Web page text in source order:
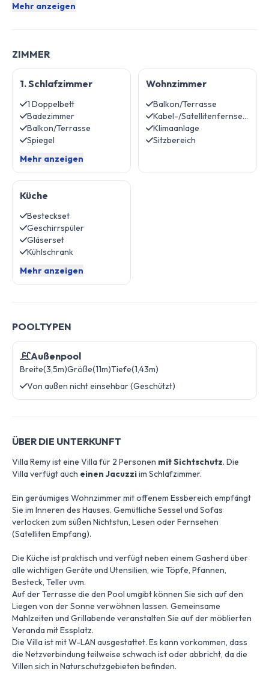
Mehr anzeigen
ZIMMER
1. Schlafzimmer
1 Doppelbett
Badezimmer
Balkon/Terrasse
Spiegel
Mehr anzeigen
Wohnzimmer
Balkon/Terrasse
Kabel-/Satellitenfernsehen
Klimaanlage
Sitzbereich
Küche
Besteckset
Geschirrspüler
Gläserset
Kühlschrank
Mehr anzeigen
POOLTYPEN
Außenpool
Breite(3,5m)Größe(11m)Tiefe(1,43m)
Von außen nicht einsehbar (Geschützt)
ÜBER DIE UNTERKUNFT
Villa Remy ist eine Villa für 2 Personen mit Sichtschutz. Die
Villa verfügt auch einen Jacuzziim Schlafzimmer.
Ein geräumiges Wohnzimmer mit offenem Essbereich empfängt
Sie im Inneren des Hauses. Gemütliche Sessel und Sofas
verlocken zum süßen Nichtstun, Lesen oder Fernsehen
(Satelliten Empfang).
Die Küche ist praktisch und verfügt neben einem Gasherd über
alle wichtigen Geräte und Utensilien, wie Töpfe, Pfannen,
Besteck, Teller uvm.
Auf der Terrasse die den Pool umgibt können Sie sich auf den
Liegen von der Sonne verwöhnen lassen. Gemeinsame
Mahlzeiten und Grillabende veranstalten Sie auf der möblierten
Veranda mit Essplatz.
Die Villa ist mit W-LAN ausgestattet. Es kann vorkommen, dass
die Netzverbindung teilweise schwach ist oder abbricht, da die
Villen sich in Naturschutzgebieten befinden.